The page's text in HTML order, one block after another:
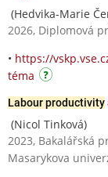
(Hedvika-Marie
2026, Diplomová
• https://
téma
Labour productivity
(Nicol Tinková)
2023, Bakalářská
Masarykova